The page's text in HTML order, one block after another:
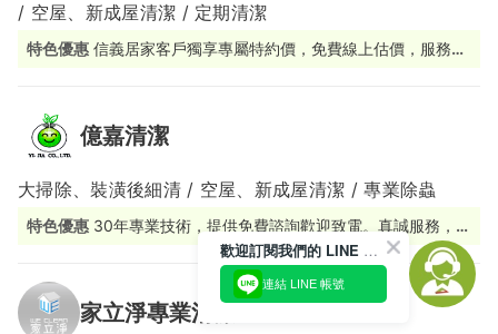
/ 空屋、新成屋清潔 / 定期清潔
特色優惠 信義居家客戶獨享專屬特約價，免費線上估價，服務價
億嘉清潔
大掃除、裝潢後細清 / 空屋、新成屋清潔 / 專業除蟲
特色優惠 30年專業技術，提供免費諮詢歡迎致電。真誠服務，品
家立淨專業清潔
歡迎訂閱我們的 LINE 官方帳號
連結 LINE 帳號